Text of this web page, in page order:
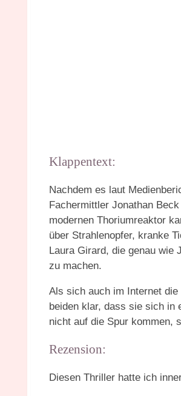
Klappentext:
Nachdem es laut
Fachermittler Jonathan
modernen Thoriumreaktor
über Strahlenopfer, kranke
Laura Girard, die genau wie
zu machen.
Als sich auch im Internet
beiden klar, dass sie sich in
nicht auf die Spur kommen,
Rezension:
Diesen Thriller hatte ich